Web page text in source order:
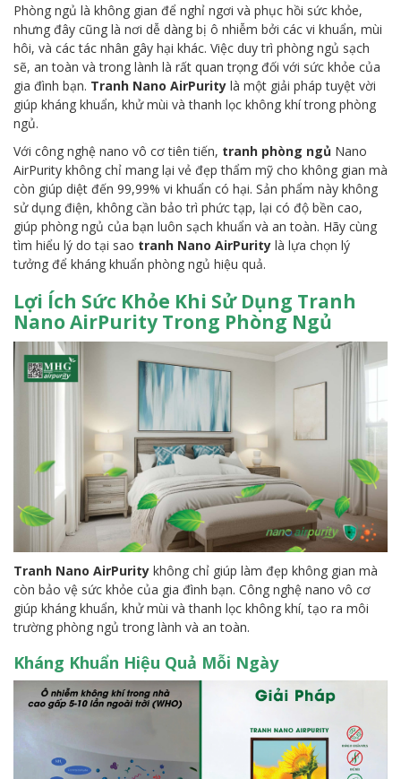
Phòng ngủ là không gian để nghỉ ngơi và phục hồi sức khỏe,
nhưng đây cũng là nơi dễ dàng bị ô nhiễm bởi các vi khuẩn, mùi
hôi, và các tác nhân gây hại khác. Việc duy trì phòng ngủ sạch
sẽ, an toàn và trong lành là rất quan trọng đối với sức khỏe của
gia đình bạn. Tranh Nano AirPurity là một giải pháp tuyệt vời
giúp kháng khuẩn, khử mùi và thanh lọc không khí trong phòng
ngủ.
Với công nghệ nano vô cơ tiên tiến, tranh phòng ngủ Nano
AirPurity không chỉ mang lại vẻ đẹp thẩm mỹ cho không gian mà
còn giúp diệt đến 99,99% vi khuẩn có hại. Sản phẩm này không
sử dụng điện, không cần bảo trì phức tạp, lại có độ bền cao,
giúp phòng ngủ của bạn luôn sạch khuẩn và an toàn. Hãy cùng
tìm hiểu lý do tại sao tranh Nano AirPurity là lựa chọn lý
tưởng để kháng khuẩn phòng ngủ hiệu quả.
Lợi Ích Sức Khỏe Khi Sử Dụng Tranh
Nano AirPurity Trong Phòng Ngủ
Tranh Nano AirPurity không chỉ giúp làm đẹp không gian mà
còn bảo vệ sức khỏe của gia đình bạn. Công nghệ nano vô cơ
giúp kháng khuẩn, khử mùi và thanh lọc không khí, tạo ra môi
trường phòng ngủ trong lành và an toàn.
Kháng Khuẩn Hiệu Quả Mỗi Ngày